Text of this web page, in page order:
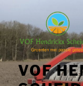
naar
de
inhoud
VOF